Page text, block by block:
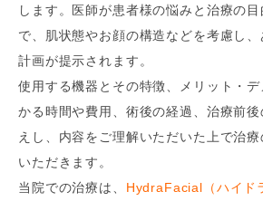
します。医師が患者様の悩みと治療の目
で、肌状態やお顔の構造などを考慮し
計画が提示されます。
使用する機器とその特徴、メリット・
かる時間や費用、術後の経過、治療前
えし、内容をご理解いただいた上で治
いただきます。
当院での治療は、 HydraFacial（ハイド